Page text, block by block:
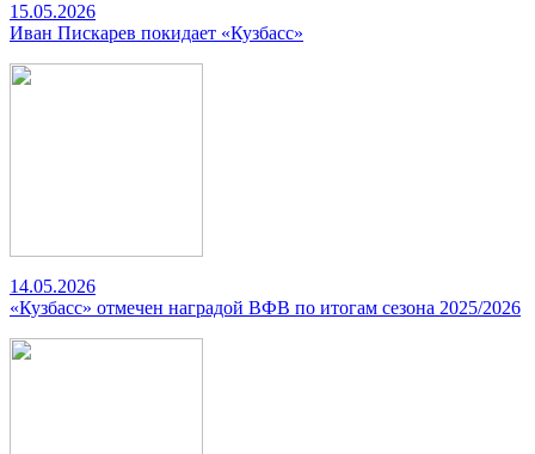
15.05.2026
Иван Пискарев покидает «Кузбасс»
14.05.2026
«Кузбасс» отмечен наградой ВФВ по итогам сезона 2025/2026